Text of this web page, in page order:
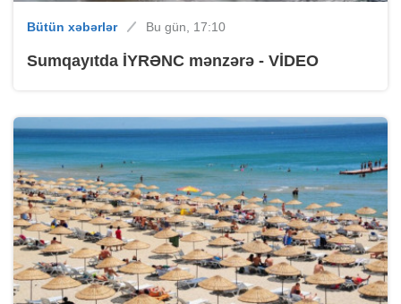
Bütün xəbərlər Bu gün, 17:10
Sumqayıtda İYRƏNC mənzərə - VİDEO